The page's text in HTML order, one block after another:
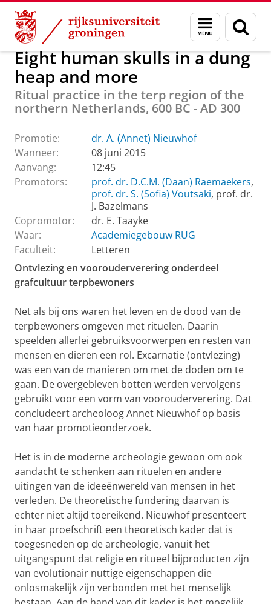
Skip
Content
Skip
Navigation
Menu
en
zoeken
Over ons Actueel Evenementen Promoties
Eight human skulls in a dung
heap and more
Ritual practice in the terp region of the
northern Netherlands, 600 BC - AD 300
Promotie:
dr. A. (Annet) Nieuwhof
Wanneer:
08 juni 2015
Aanvang:
12:45
Promotors:
prof. dr. D.C.M. (Daan) Raemaekers,
prof. dr. S. (Sofia) Voutsaki, prof. dr.
J. Bazelmans
Copromotor:
dr. E. Taayke
Waar:
Academiegebouw RUG
Faculteit:
Letteren
Ontvlezing en voorouderverering onderdeel
grafcultuur terpbewoners
Net als bij ons waren het leven en de dood van de
terpbewoners omgeven met rituelen. Daarin
speelden allerlei gebruiksvoorwerpen en resten van
mensen en dieren een rol. Excarnatie (ontvlezing)
was een van de manieren om met de doden om te
gaan. De overgebleven botten werden vervolgens
gebruikt voor een vorm van voorouderverering. Dat
concludeert archeoloog Annet Nieuwhof op basis
van haar promotieonderzoek.
Het is in de moderne archeologie gewoon om ook
aandacht te schenken aan rituelen en andere
uitingen van de ideeënwereld van mensen in het
verleden. De theoretische fundering daarvan is
echter niet altijd toereikend. Nieuwhof presenteert
in haar proefschrift een theoretisch kader dat is
toegesneden op de archeologie, vanuit het
uitgangspunt dat religie en ritueel bijproducten zijn
van evolutionair nuttige eigenschappen die
onlosmakelijk zijn verbonden met het menselijk